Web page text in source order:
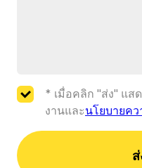
* เมื่อคลิก "ส่ง" แ
งานและนโยบายค